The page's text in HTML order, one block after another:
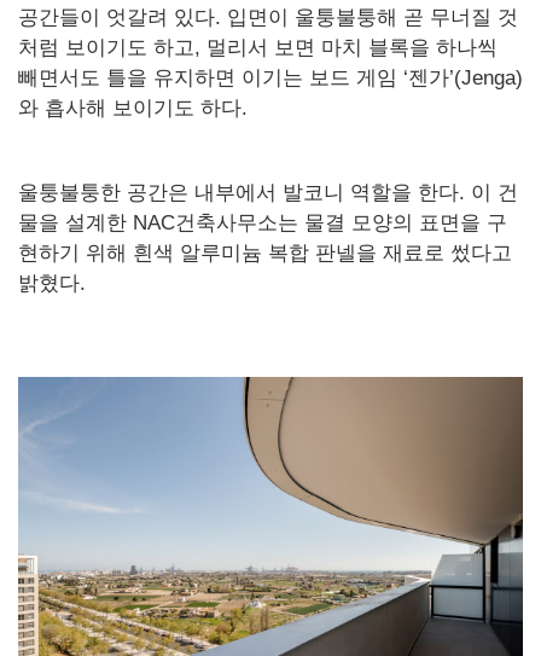
공간들이 엇갈려 있다. 입면이 울퉁불퉁해 곧 무너질 것
처럼 보이기도 하고, 멀리서 보면 마치 블록을 하나씩
빼면서도 틀을 유지하면 이기는 보드 게임 ‘젠가’(Jenga)
와 흡사해 보이기도 하다.
울퉁불퉁한 공간은 내부에서 발코니 역할을 한다. 이 건
물을 설계한 NAC건축사무소는 물결 모양의 표면을 구
현하기 위해 흰색 알루미늄 복합 판넬을 재료로 썼다고
밝혔다.